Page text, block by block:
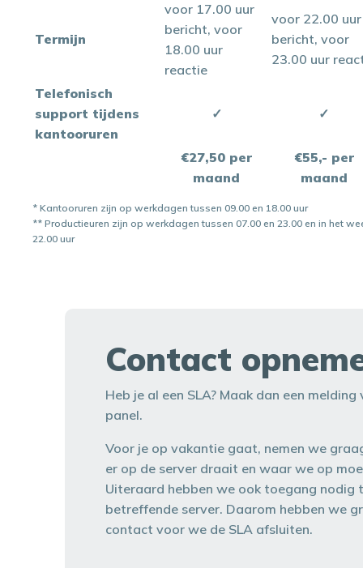
Termijn
voor 17.00 uur
bericht, voor
18.00 uur
reactie
voor 22.00 uur
bericht, voor
23.00 uur
Telefonisch
support tijdens
kantooruren
✓ ✓
€27,50 per
maand
€55,- per
maand
* Kantooruren zijn op werkdagen tussen 09.00 en 18.00 uur
** Productieuren zijn op werkdagen tussen 07.00 en 23.00 en in het
22.00 uur
Contact
Heb je al een SLA? Maak dan een
panel.
Voor je op vakantie gaat, nemen we
er op de server draait en waar we op
Uiteraard hebben we ook toegang nodig
betreffende server. Daarom hebben we
contact voor we de SLA afsluiten.